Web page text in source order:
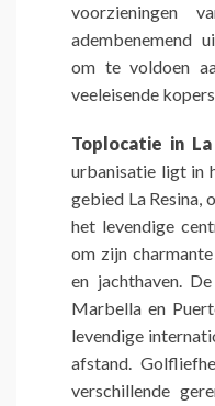
voorzieningen
adembenemend
om te voldoen
veeleisende
Toplocatie in
urbanisatie ligt in
gebied La Resina,
het levendige
om zijn
en jachthaven.
Marbella en
levendige
afstand.
verschillende